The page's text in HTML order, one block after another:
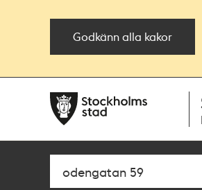
Godkänn alla kakor
navigationen
huvudinnehållet
Sök